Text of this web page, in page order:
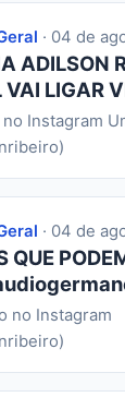
· 04 de
ADILSON
VAI LIGAR
Instagram
· 04 de
QUE
no Instagram